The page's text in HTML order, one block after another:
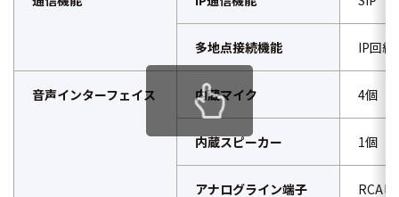
多地点接続機能 IP回
音声インターフェイス 内蔵マイク 4個
内蔵スピーカー 1個
アナログライン端子 RCA